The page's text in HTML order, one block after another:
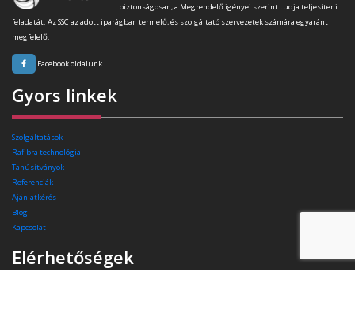
biztonságosan, a Megrendelő igényei szerint tudja teljesíteni
feladatát. Az SSC az adott iparágban termelő, és szolgáltató szervezetek számára egyaránt
megfelelő.
Facebook oldalunk
Gyors linkek
Szolgáltatások
Rafibra technológia
Tanúsítványok
Referenciák
Ajánlatkérés
Blog
Kapcsolat
Elérhetőségek